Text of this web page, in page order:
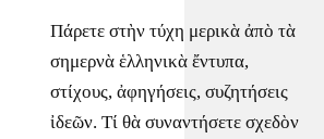
Πάρετε στὴν τύχη μερικὰ ἀπὸ τὰ
σημερνὰ ἑλληνικὰ ἔντυπα,
στίχους, ἀφηγήσεις, συζητήσεις
ἰδεῶν. Τί θὰ συναντήσετε σχεδὸν